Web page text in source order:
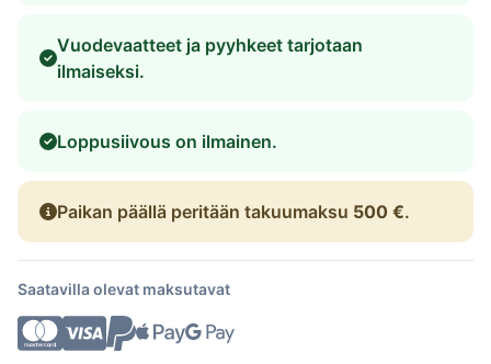
Vuodevaatteet ja pyyhkeet tarjotaan
ilmaiseksi.
Loppusiivous on ilmainen.
Paikan päällä peritään takuumaksu 500 €.
Saatavilla olevat maksutavat